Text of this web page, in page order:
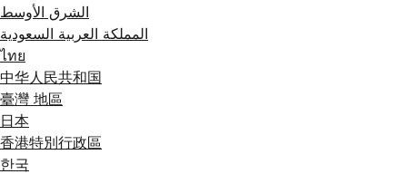
الشرق الأوسط
المملكة العربية السعودية
ไทย
中华人民共和国
臺灣 地區
日本
香港特別行政區
한국